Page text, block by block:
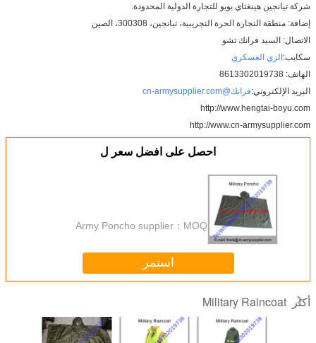
شركة تيانجين هينغتاي بويو للتجارة الدولية المحدودة.
إضافة: منطقة التجارة الحرة التجريبية، تيانجين، 300308، الصين
الاتصال: السيد فرانك تشو
سكايب:الزي العسكري
الهاتف: 8613302019738
البريد الإلكتروني:فرانك@cn-armysupplier.com
http://www.hengtai-boyu.com
http://www.cn-armysupplier.com
احصل على افضل سعر ل
MOQ：
Army Poncho supplier
استمر
أكثر Military Raincoat